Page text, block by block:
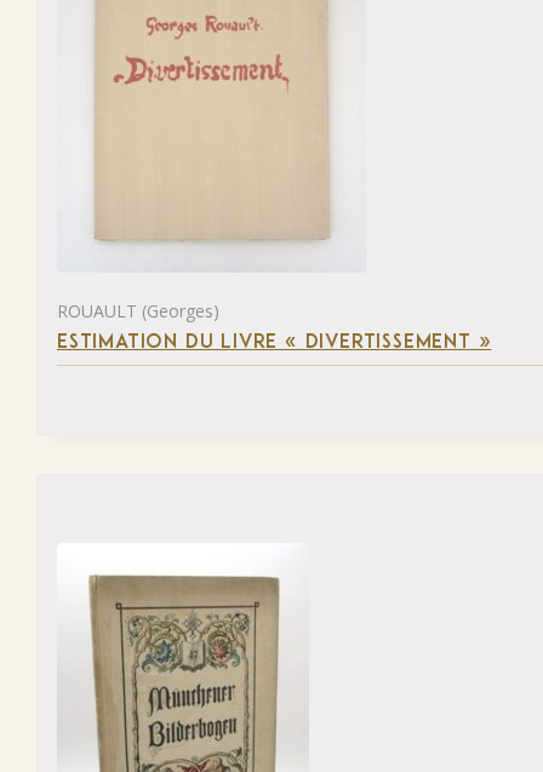
ROUAULT (Georges)
ESTIMATION DU LIVRE « DIVERTISSEMENT »